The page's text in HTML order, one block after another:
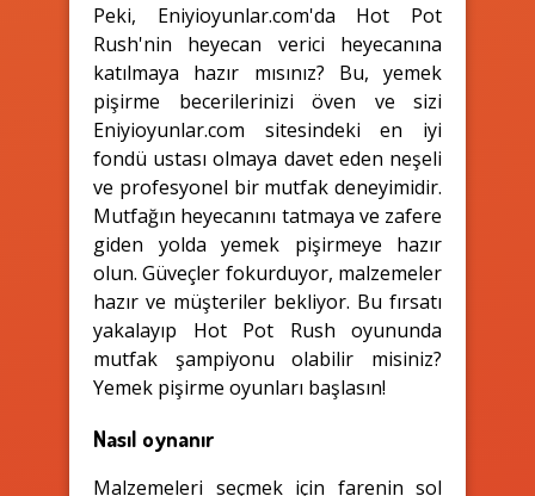
Peki, Eniyioyunlar.com'da Hot Pot
Rush'nin heyecan verici heyecanına
katılmaya hazır mısınız? Bu, yemek
pişirme becerilerinizi öven ve sizi
Eniyioyunlar.com sitesindeki en iyi
fondü ustası olmaya davet eden neşeli
ve profesyonel bir mutfak deneyimidir.
Mutfağın heyecanını tatmaya ve zafere
giden yolda yemek pişirmeye hazır
olun. Güveçler fokurduyor, malzemeler
hazır ve müşteriler bekliyor. Bu fırsatı
yakalayıp Hot Pot Rush oyununda
mutfak şampiyonu olabilir misiniz?
Yemek pişirme oyunları başlasın!
Nasıl oynanır
Malzemeleri seçmek için farenin sol